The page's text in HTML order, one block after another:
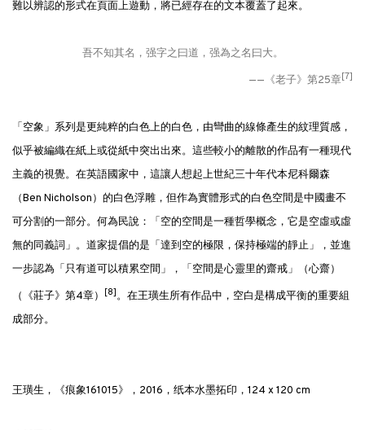
難以辨認的形式在頁面上遊動，將已經存在的文本覆蓋了起來。
吾不知其名，强字之曰道，强為之名曰大。
——《老子》第25章[7]
「空象」系列是更純粹的白色上的白色，由彎曲的線條產生的紋理質感，
似乎被編織在紙上或從紙中突出出來。這些較小的離散的作品有一種現代
主義的視覺。在英語國家中，這讓人想起上世紀三十年代本·尼科爾森
（Ben Nicholson）的白色浮雕，但作為實體形式的白色空間是中國畫不
可分割的一部分。何為民說：「空的空間是一種哲學概念，它是空虛或虛
無的同義詞」。道家提倡的是「達到空的極限，保持極端的靜止」，並進
一步認為「只有道可以積累空間」，「空間是心靈里的齋戒」（心齋）
（《莊子》第4章）
[8] 。在王璜生所有作品中，空白是構成平衡的重要組
成部分。
王璜生，《痕象161015》，2016，纸本水墨拓印，124 x 120 cm